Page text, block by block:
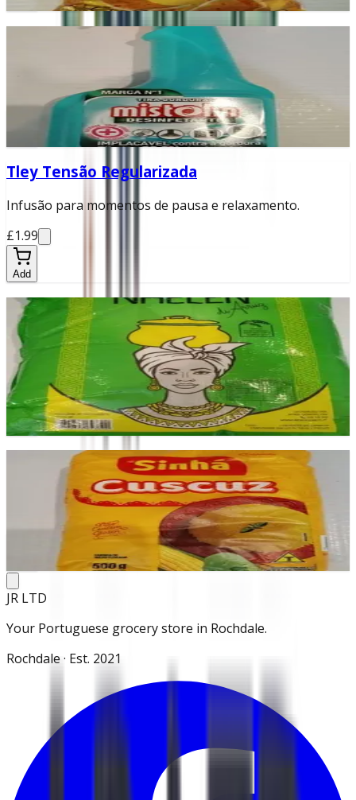
Mistolin Desinfetante
Desinfetante essencial para limpeza e higienização do lar.
Tley Tensão Regularizada
Infusão para momentos de pausa e relaxamento.
£1.99
Add
Nhelen
Produto prático para base de receitas ou
acompanhamento.
£9.99
Add
Cuscuz de textura leve, ideal para acompanhar guisados.
JR LTD
Your Portuguese grocery store in Rochdale.
Rochdale · Est. 2021